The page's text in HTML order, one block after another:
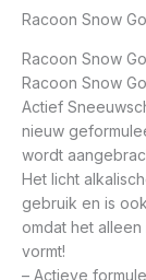
Racoon Snow
Racoon Snow
Racoon Snow
Actief
nieuw
wordt
Het licht
gebruik en is
omdat het
vormt!
– Actieve formule